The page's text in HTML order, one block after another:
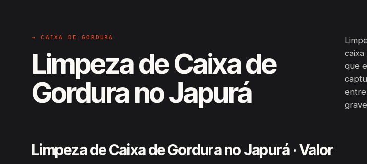
→ CAIXA DE GORDURA
Limpeza de Caixa de
Gordura no Japurá
que
Limpeza de Caixa de Gordura no Japurá · Valor